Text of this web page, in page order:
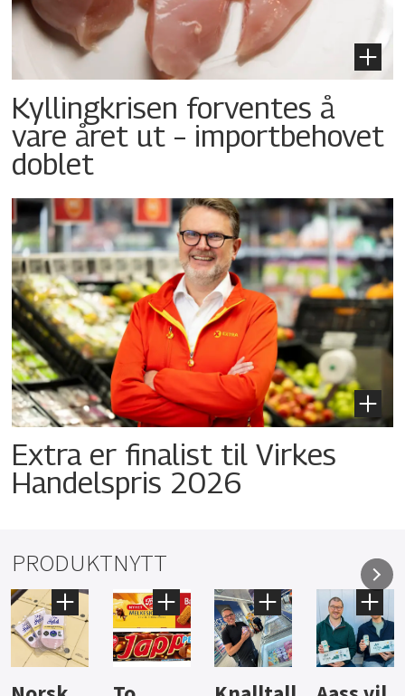
Kyllingkrisen forventes å
vare året ut – importbehovet
doblet
Extra er finalist til Virkes
Handelspris 2026
PRODUKTNYTT